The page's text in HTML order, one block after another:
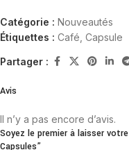
Catégorie : Nouveautés
Étiquettes : Café Capsule
Partager :
Avis
Il n’y a pas encore d’avis.
Soyez le premier à laisser
Capsules”